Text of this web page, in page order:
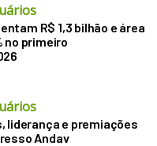
R$ 1,3 bilhão e área
no primeiro
liderança e premiações
Andav